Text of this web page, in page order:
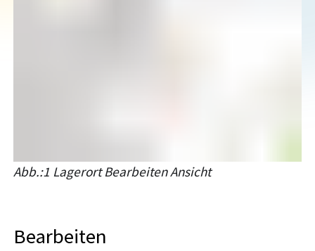
Abb.:1 Lagerort Bearbeiten Ansicht
Bearbeiten